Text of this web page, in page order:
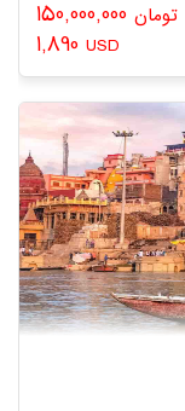
تومان
1,890 USD